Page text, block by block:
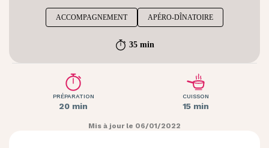
ACCOMPAGNEMENT APÉRO-DÎNATOIRE
35 min
PRÉPARATION
20 min
CUISSON
15 min
Mis à jour le 06/01/2022